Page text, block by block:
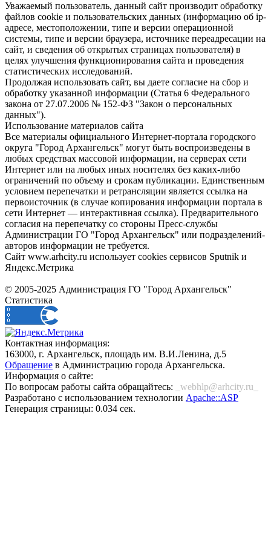
Уважаемый пользователь, данный сайт производит обработку
файлов cookie и пользовательских данных (информацию об ip-
адресе, местоположении, типе и версии операционной
системы, типе и версии браузера, источнике переадресации на
сайт, и сведения об открытых страницах пользователя) в
целях улучшения функционирования сайта и проведения
статистических исследований.
Продолжая использовать сайт, вы даете согласие на сбор и
обработку указанной информации (Статья 6 Федерального
закона от 27.07.2006 № 152-ФЗ "Закон о персональных
данных").
Использование материалов сайта
Все материалы официального Интернет-портала городского
округа "Город Архангельск" могут быть воспроизведены в
любых средствах массовой информации, на серверах сети
Интернет или на любых иных носителях без каких-либо
ограничений по объему и срокам публикации. Единственным
условием перепечатки и ретрансляции является ссылка на
первоисточник (в случае копирования информации портала в
сети Интернет — интерактивная ссылка). Предварительного
согласия на перепечатку со стороны Пресс-службы
Администрации ГО "Город Архангельск" или подразделений-
авторов информации не требуется.
Сайт www.arhcity.ru использует cookies сервисов Sputnik и
Яндекс.Метрика
© 2005-2025 Администрация ГО "Город Архангельск"
Статистика
Контактная информация:
163000, г. Архангельск, площадь им. В.И.Ленина, д.5
Обращение в Администрацию города Архангельска.
Информация о сайте:
По вопросам работы сайта обращайтесь:
_webhlp@arhcity.ru_
Разработано с использованием технологии Apache::ASP
Генерация страницы: 0.034 сек.